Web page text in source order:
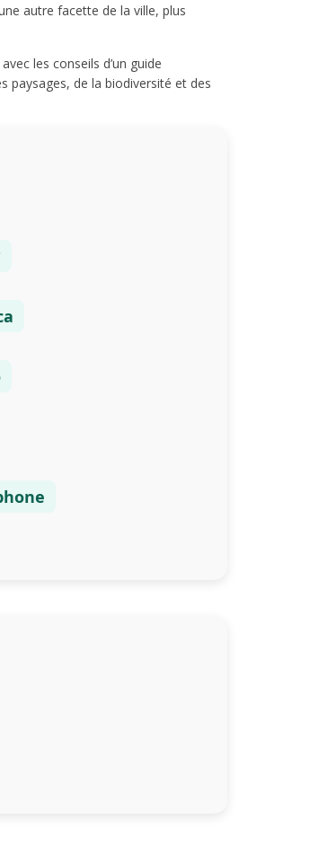
autre facette de la ville, plus
les conseils d’un guide
paysages, de la biodiversité et des